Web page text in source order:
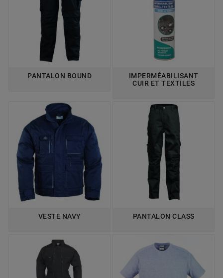
PANTALON BOUND
IMPERMÉABILISANT
CUIR ET TEXTILES
VESTE NAVY PANTALON CLASS